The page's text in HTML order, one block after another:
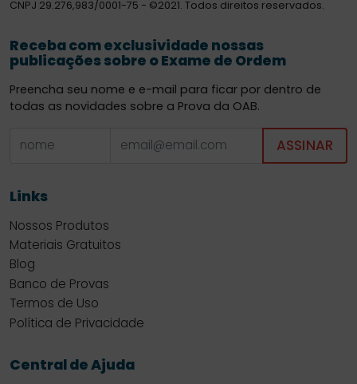
CNPJ 29.276,983/0001-75 - ©2021. Todos direitos reservados.
Receba com exclusividade nossas
publicações sobre o Exame de Ordem
Preencha seu nome e e-mail para ficar por dentro de
todas as novidades sobre a Prova da OAB.
ASSINAR
Links
Nossos Produtos
Materiais Gratuitos
Blog
Banco de Provas
Termos de Uso
Política de Privacidade
Central de Ajuda